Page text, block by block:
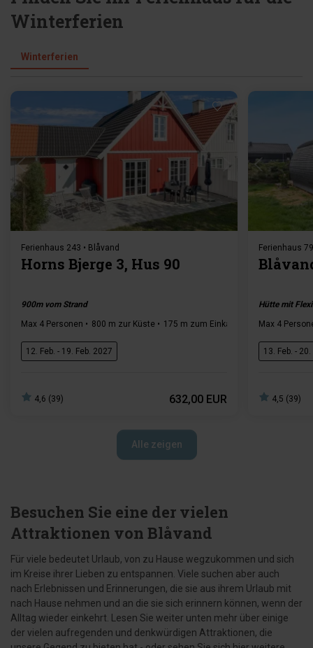
Winterferien
Winterferien
Lädt ...
Ferienhaus 243 • Blåvand
Horns Bjerge 3, Hus 90
900m vom Strand
Max 4 Personen
800 m zur Küste 175 m zum Einkaufen Max 1
12. Feb. - 19. Feb. 2027
4,6 (39) 632,00 EUR
Ferienhaus
Hütte mit
Max 4
13. Feb. -
4,5 (39)
Alle zeigen
Besuchen Sie eine der vielen
Attraktionen von Blåvand
Für viele bedeutet Urlaub, von zu Hause wegzukommen und sich
im Kreise ihrer Lieben zu entspannen. Viele suchen aber auch
nach Erlebnissen und Erinnerungen, die sie aus ihrem Urlaub mit
nach Hause nehmen und an die sie sich erinnern können, wenn der
Alltag wieder einkehrt. Lesen Sie weiter unten mehr über einige
der vielen aufregenden und denkwürdigen Attraktionen, die